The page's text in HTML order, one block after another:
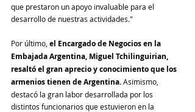
que prestaron un apoyo invaluable para el
desarrollo de nuestras actividades."
Por último, el Encargado de Negocios en la
Embajada Argentina, Miguel Tchilinguirian,
resaltó el gran aprecio y conocimiento que los
armenios tienen de Argentina. Asimismo,
destacó la gran labor desarrollada por los
distintos funcionarios que estuvieron en la